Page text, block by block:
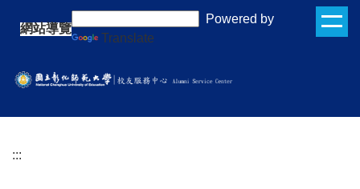
要
內
網站導覽
Powered by
Translate
:::